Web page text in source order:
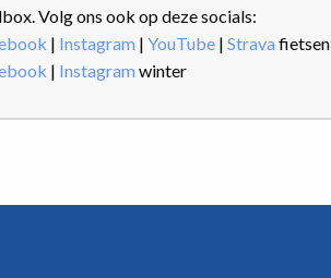
Volg ons ook op deze socials:
| Instagram | YouTube | Strava fietsen
| Instagram winter